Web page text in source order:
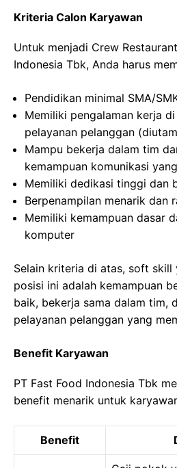
Kriteria Calon Karyawan
Untuk menjadi Crew
Indonesia Tbk, Anda harus
Pendidikan minimal SMA/
Memiliki pengalaman kerja
pelayanan pelanggan
Mampu bekerja dalam tim
kemampuan komunikasi
Memiliki dedikasi tinggi dan
Berpenampilan menarik dan
Memiliki kemampuan dasar
komputer
Selain kriteria di atas, soft
posisi ini adalah kemampuan
baik, bekerja sama dalam tim,
pelayanan pelanggan yang
Benefit Karyawan
PT Fast Food Indonesia Tbk
benefit menarik untuk
Benefit